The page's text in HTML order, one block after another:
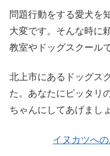
問題行動をする愛犬を
大変です。そんな時に
教室やドッグスクールで
北上市にあるドッグス
た。あなたにピッタリ
ちゃんにしてあげまし
イヌカツへ